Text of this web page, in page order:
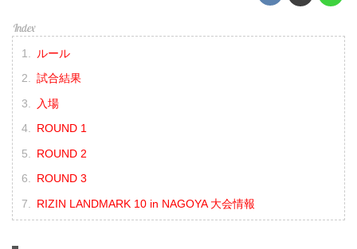
ルール
試合結果
入場
ROUND 1
ROUND 2
ROUND 3
RIZIN LANDMARK 10 in NAGOYA 大会情報